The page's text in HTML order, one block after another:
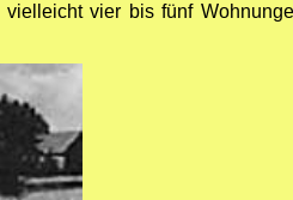
vier bis fünf